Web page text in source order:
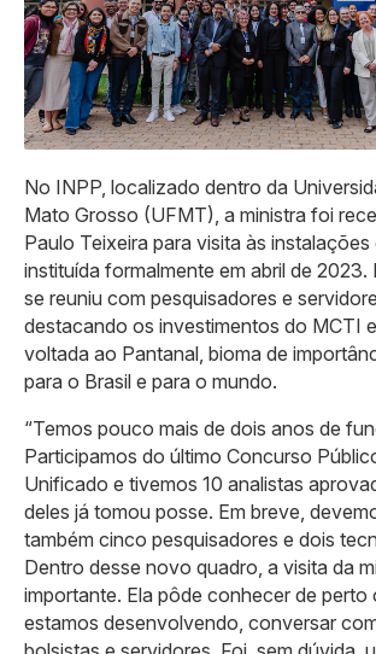
No INPP, localizado dentro da
Mato Grosso (UFMT), a ministra foi
Paulo Teixeira para visita às instalações
instituída formalmente em abril de 2023.
se reuniu com pesquisadores e
destacando os investimentos do MCTI
voltada ao Pantanal, bioma de
para o Brasil e para o mundo.
“Temos pouco mais de dois anos de
Participamos do último Concurso
Unificado e tivemos 10 analistas
deles já tomou posse. Em breve,
também cinco pesquisadores e dois
Dentro desse novo quadro, a visita da
importante. Ela pôde conhecer de perto
estamos desenvolvendo, conversar